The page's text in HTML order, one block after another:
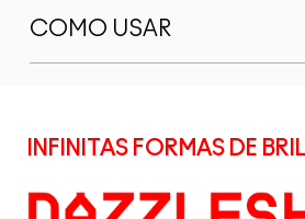
COMO USAR
INFINITAS FORMAS DE